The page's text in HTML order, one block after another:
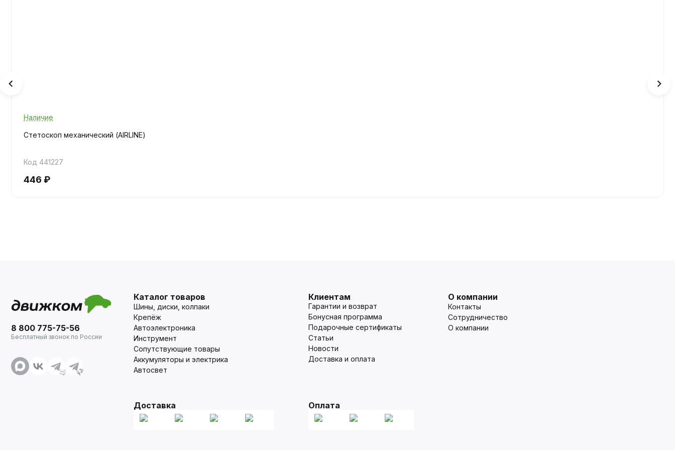
Наличие
Стетоскоп механический (AIRLINE)
Код 441227
446 ₽
8 800 775-75-56
Бесплатный звонок по России
Каталог товаров
Шины, диски, колпаки
Крепёж
Автоэлектроника
Инструмент
Сопутствующие товары
Аккумуляторы и электрика
Автосвет
Клиентам
Гарантии и возврат
Бонусная программа
Подарочные сертификаты
Статьи
Новости
Доставка и оплата
О компании
Контакты
Сотрудничество
О компании
Доставка Оплата